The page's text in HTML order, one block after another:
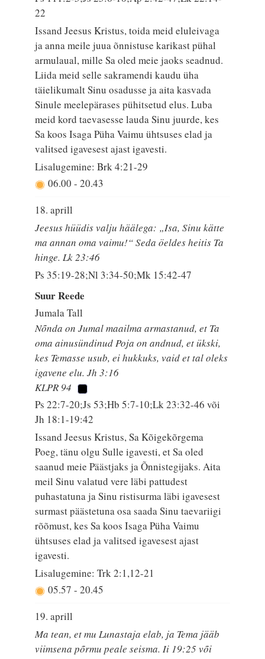
22
Issand Jeesus Kristus, toida meid eluleivaga
ja anna meile juua õnnistuse karikast pühal
armulaual, mille Sa oled meie jaoks seadnud.
Liida meid selle sakramendi kaudu üha
täielikumalt Sinu osadusse ja aita kasvada
Sinule meelepärases pühitsetud elus. Luba
meid kord taevasesse lauda Sinu juurde, kes
Sa koos Isaga Püha Vaimu ühtsuses elad ja
valitsed igavesest ajast igavesti.
Lisalugemine: Brk 4:21-29
06.00-20.43
18. aprill
Jeesus hüüdis valju häälega: „Isa, Sinu kätte
ma annan oma vaimu!“ Seda öeldes heitis Ta
hinge. Lk 23:46
Ps 35:19-28;Nl 3:34-50;Mk 15:42-47
Suur Reede
Jumala Tall
Nõnda on Jumal maailma armastanud, et Ta
oma ainusündinud Poja on andnud, et ükski,
kes Temasse usub, ei hukkuks, vaid et tal oleks
igavene elu. Jh 3:16
KLPR 94
Ps 22:7-20;Js 53;Hb 5:7-10;Lk 23:32-46 või
Jh 18:1-19:42
Issand Jeesus Kristus, Sa Kõigekõrgema
Poeg, tänu olgu Sulle igavesti, et Sa oled
saanud meie Päästjaks ja Õnnistegijaks. Aita
meil Sinu valatud vere läbi pattudest
puhastatuna ja Sinu ristisurma läbi igavesest
surmast päästetuna osa saada Sinu taevariigi
rõõmust, kes Sa koos Isaga Püha Vaimu
ühtsuses elad ja valitsed igavesest ajast
igavesti.
Lisalugemine: Trk 2:1,12-21
05.57-20.45
19. aprill
Ma tean, et mu Lunastaja elab, ja Tema jääb
viimsena põrmu peale seisma. Ii 19:25 või